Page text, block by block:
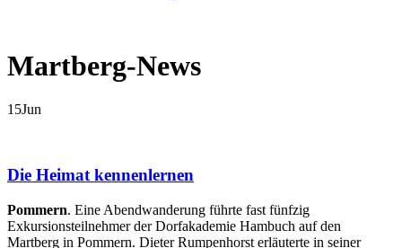
Martberg-News
15Jun
Die Heimat kennenlernen
Pommern. Eine Abendwanderung führte fast fünfzig
Exkursionsteilnehmer der Dorfakademie Hambuch auf den
Martberg in Pommern. Dieter Rumpenhorst erläuterte in seiner